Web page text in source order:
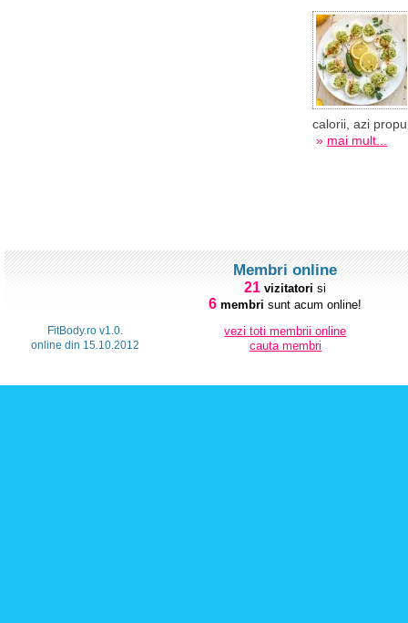
calorii, azi
» mai mult...
FitBody.ro v1.0.
online din 15.10.2012
Membri online
21 vizitatori si
6 membri sunt acum online!
vezi toti membrii online
cauta membri